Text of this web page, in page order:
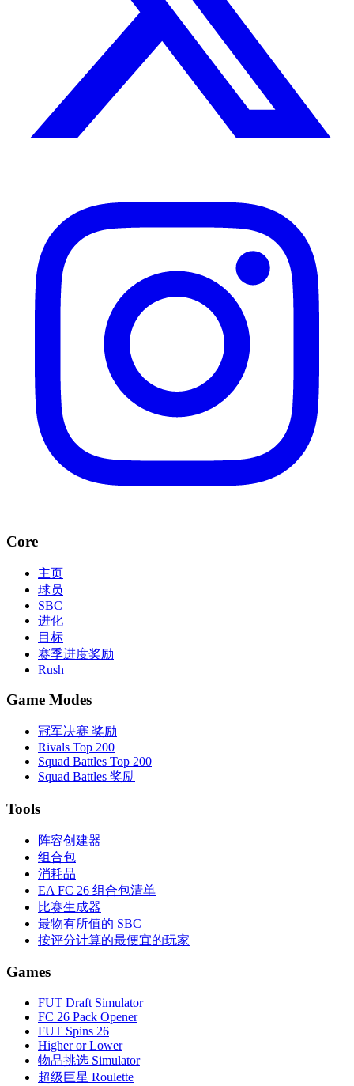
Core
主页
球员
SBC
进化
目标
赛季进度奖励
Rush
Game Modes
冠军决赛 奖励
Rivals Top 200
Squad Battles Top 200
Squad Battles 奖励
Tools
阵容创建器
组合包
消耗品
EA FC 26 组合包清单
比赛生成器
最物有所值的 SBC
按评分计算的最便宜的玩家
Games
FUT Draft Simulator
FC 26 Pack Opener
FUT Spins 26
Higher or Lower
物品挑选 Simulator
超级巨星 Roulette